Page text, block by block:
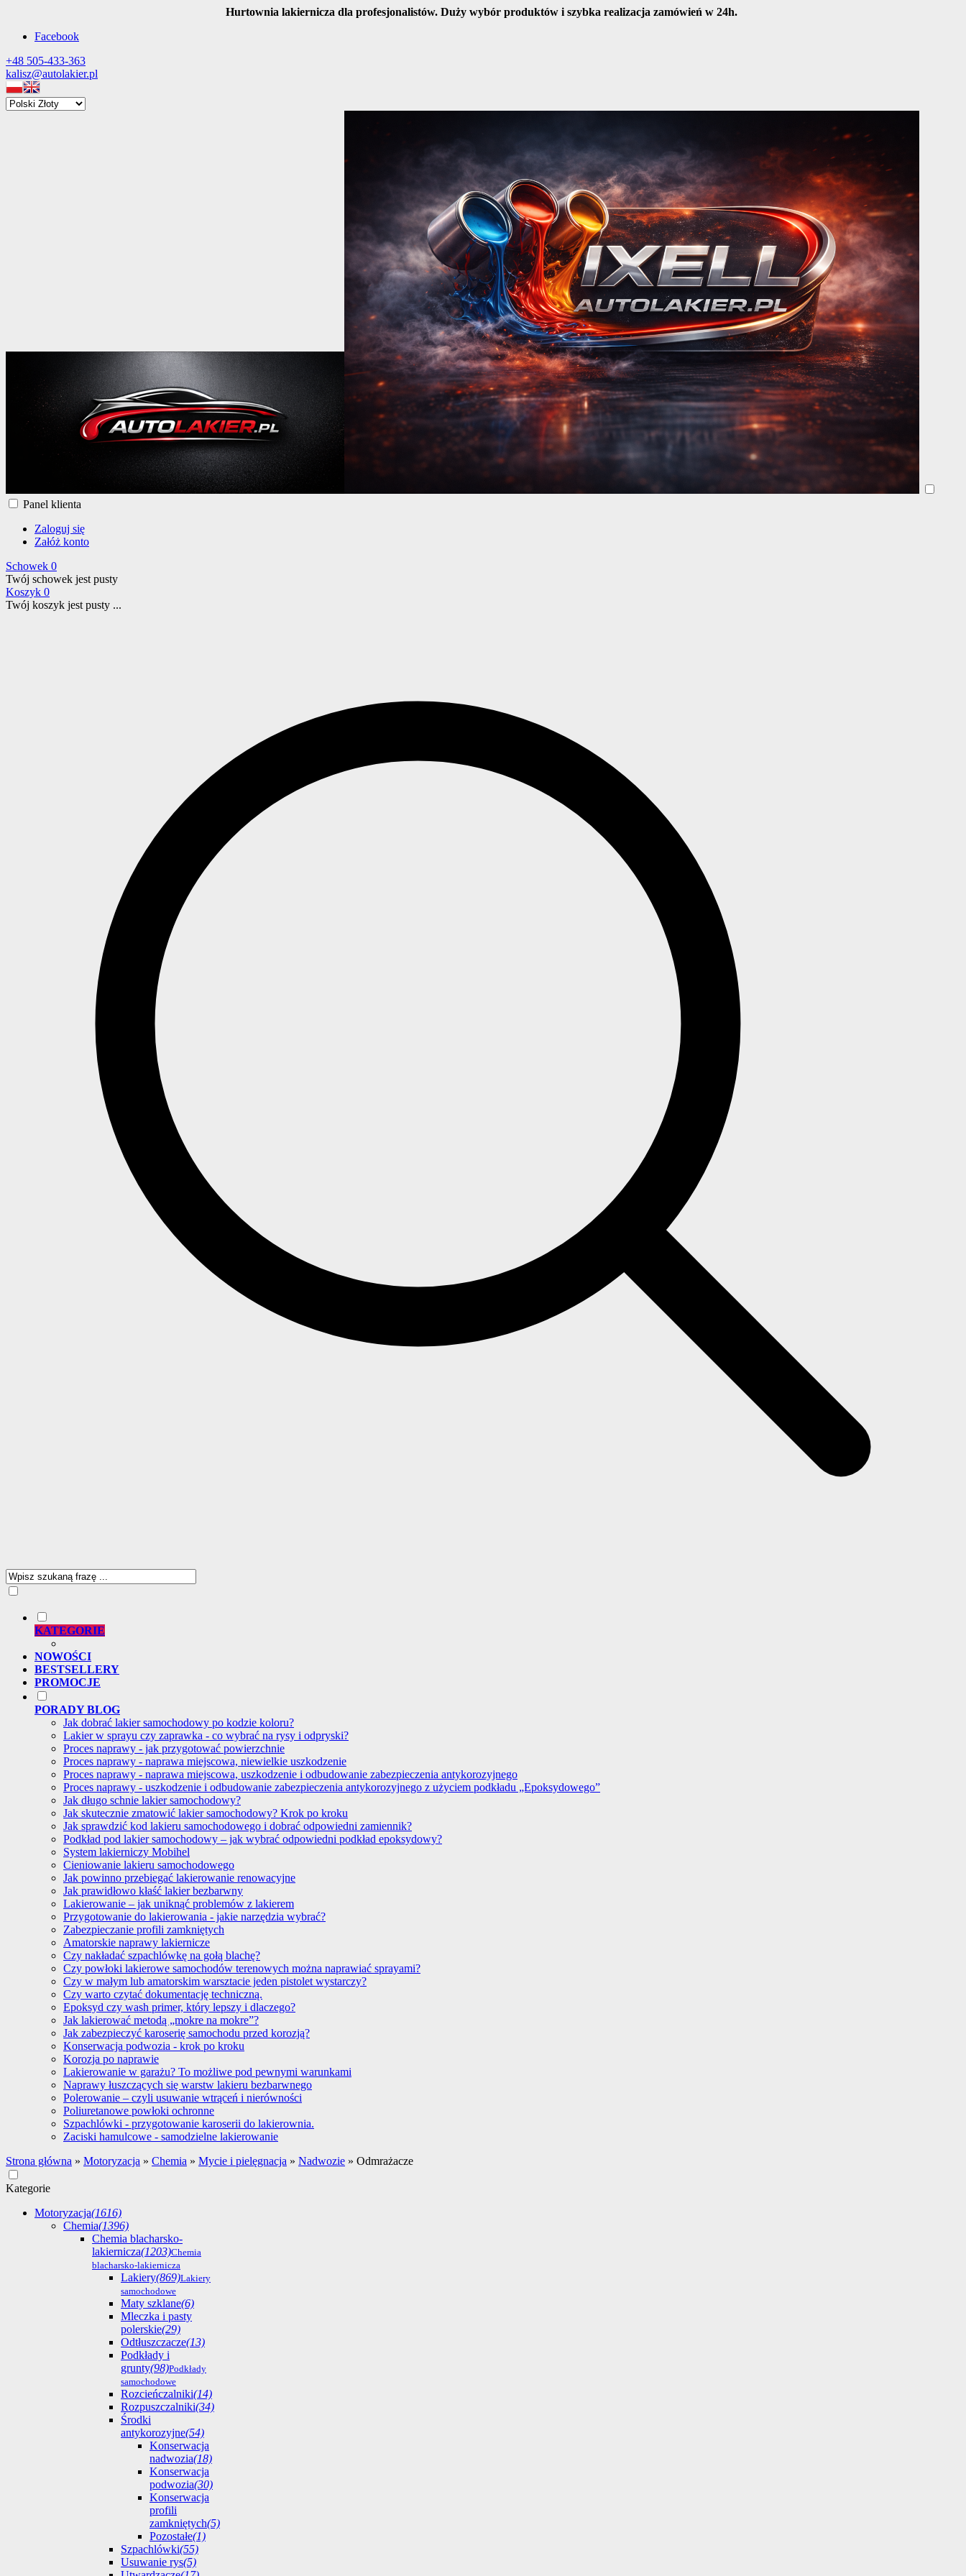
Hurtownia lakiernicza dla profesjonalistów. Duży wybór produktów i szybka realizacja zamówień w 24h.
Facebook
+48 505-433-363
kalisz@autolakier.pl
Panel klienta
Zaloguj się
Załóż konto
Schowek 0
Twój schowek jest pusty
Koszyk 0
Twój koszyk jest pusty ...
KATEGORIE
NOWOŚCI
BESTSELLERY
PROMOCJE
PORADY BLOG
Jak dobrać lakier samochodowy po kodzie koloru?
Lakier w sprayu czy zaprawka - co wybrać na rysy i odpryski?
Proces naprawy - jak przygotować powierzchnie
Proces naprawy - naprawa miejscowa, niewielkie uszkodzenie
Proces naprawy - naprawa miejscowa, uszkodzenie i odbudowanie zabezpieczenia antykorozyjnego
Proces naprawy - uszkodzenie i odbudowanie zabezpieczenia antykorozyjnego z użyciem podkładu „Epoksydowego”
Jak długo schnie lakier samochodowy?
Jak skutecznie zmatowić lakier samochodowy? Krok po kroku
Jak sprawdzić kod lakieru samochodowego i dobrać odpowiedni zamiennik?
Podkład pod lakier samochodowy – jak wybrać odpowiedni podkład epoksydowy?
System lakierniczy Mobihel
Cieniowanie lakieru samochodowego
Jak powinno przebiegać lakierowanie renowacyjne
Jak prawidłowo kłaść lakier bezbarwny
Lakierowanie – jak uniknąć problemów z lakierem
Przygotowanie do lakierowania - jakie narzędzia wybrać?
Zabezpieczanie profili zamkniętych
Amatorskie naprawy lakiernicze
Czy nakładać szpachlówkę na gołą blachę?
Czy powłoki lakierowe samochodów terenowych można naprawiać sprayami?
Czy w małym lub amatorskim warsztacie jeden pistolet wystarczy?
Czy warto czytać dokumentację techniczną.
Epoksyd czy wash primer, który lepszy i dlaczego?
Jak lakierować metodą „mokre na mokre”?
Jak zabezpieczyć karoserię samochodu przed korozją?
Konserwacja podwozia - krok po kroku
Korozja po naprawie
Lakierowanie w garażu? To możliwe pod pewnymi warunkami
Naprawy łuszczących się warstw lakieru bezbarwnego
Polerowanie – czyli usuwanie wtrąceń i nierówności
Poliuretanowe powłoki ochronne
Szpachlówki - przygotowanie karoserii do lakierownia.
Zaciski hamulcowe - samodzielne lakierowanie
Strona główna » Motoryzacja » Chemia » Mycie i pielęgnacja » Nadwozie » Odmrażacze
Kategorie
Motoryzacja(1616)
Chemia(1396)
Chemia blacharsko-
lakiernicza(1203)Chemia
blacharsko-lakiernicza
Lakiery(869)Lakiery
samochodowe
Maty szklane(6)
Mleczka i pasty
polerskie(29)
Odtłuszczacze(13)
Podkłady i
grunty(98)Podkłady
samochodowe
Rozcieńczalniki(14)
Rozpuszczalniki(34)
Środki
antykorozyjne(54)
Konserwacja
nadwozia(18)
Konserwacja
podwozia(30)
Konserwacja
profili
zamkniętych(5)
Pozostałe(1)
Szpachlówki(55)
Usuwanie rys(5)